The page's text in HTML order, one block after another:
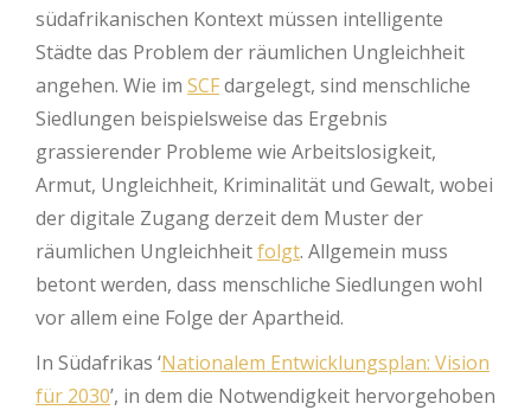
südafrikanischen Kontext müssen intelligente
Städte das Problem der räumlichen Ungleichheit
angehen. Wie im SCFdargelegt, sind menschliche
Siedlungen beispielsweise das Ergebnis
grassierender Probleme wie Arbeitslosigkeit,
Armut, Ungleichheit, Kriminalität und Gewalt, wobei
der digitale Zugang derzeit dem Muster der
räumlichen Ungleichheitfolgt. Allgemein muss
betont werden, dass menschliche Siedlungen wohl
vor allem eine Folge der Apartheid.
In Südafrikas ‘Nationalem Entwicklungsplan: Vision
für 2030’, in dem die Notwendigkeit hervorgehoben